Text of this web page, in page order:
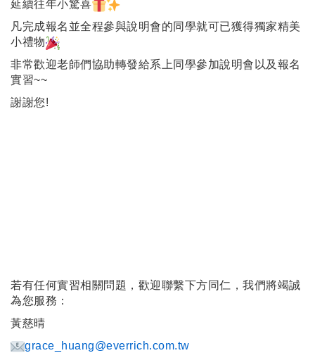
延續往年小驚喜
凡完成報名並全程參與說明會的同學就可已獲得獨家精美
小禮物
非常歡迎老師們協助轉發給系上同學參加說明會以及報名
實習~~
謝謝您!
若有任何實習相關問題，歡迎聯繫下方同仁，我們將竭誠
為您服務：
黃慈晴
grace_huang@everrich.com.tw